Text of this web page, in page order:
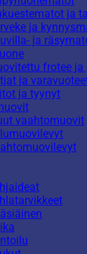
ja
ja
ja
frotee
ja
ja tyynyt
vaahtomuovit